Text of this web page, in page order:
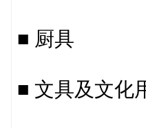
■ 厨具
■ 文具及文化